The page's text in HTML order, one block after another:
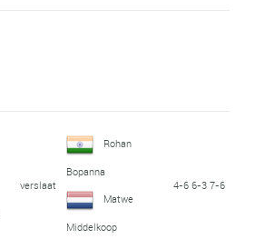
verslaat
Rohan
Bopanna
Matwe
Middelkoop
4-6 6-3 7-6